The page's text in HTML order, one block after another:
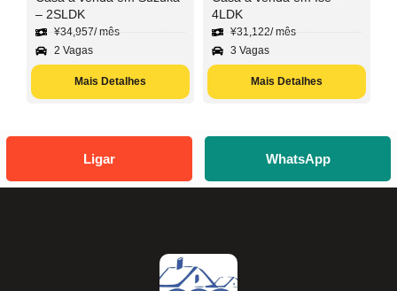
– 2SLDK
¥34,957/ mês
2 Vagas
Mais Detalhes
4LDK
¥31,122/ mês
3 Vagas
Mais Detalhes
Ligar WhatsApp